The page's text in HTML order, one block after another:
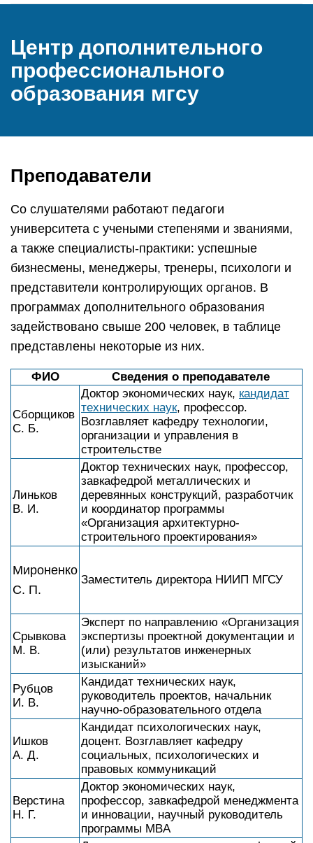
Центр дополнительного
профессионального
образования мгсу
Преподаватели
Со слушателями работают педагоги
университета с учеными степенями и званиями,
а также специалисты-практики: успешные
бизнесмены, менеджеры, тренеры, психологи и
представители контролирующих органов. В
программах дополнительного образования
задействовано свыше 200 человек, в таблице
представлены некоторые из них.
ФИО Сведения о преподавателе
Сборщиков
С. Б.
Доктор экономических наук, кандидат
технических наук, профессор.
Возглавляет кафедру технологии,
организации и управления в
строительстве
Линьков
В. И.
Доктор технических наук, профессор,
завкафедрой металлических и
деревянных конструкций, разработчик
и координатор программы
«Организация архитектурно-
строительного проектирования»
Мироненко
С. П.
Заместитель директора НИИП МГСУ
Срывкова
М. В.
Эксперт по направлению «Организация
экспертизы проектной документации и
(или) результатов инженерных
изысканий»
Рубцов
И. В.
Кандидат технических наук,
руководитель проектов, начальник
научно-образовательного отдела
Ишков
А. Д.
Кандидат психологических наук,
доцент. Возглавляет кафедру
социальных, психологических и
правовых коммуникаций
Верстина
Н. Г.
Доктор экономических наук,
профессор, завкафедрой менеджмента
и инновации, научный руководитель
программы MBA